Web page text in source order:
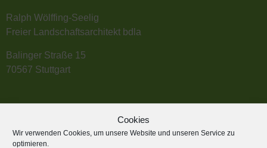
Cookies
Wir verwenden Cookies, um unsere Website und unseren Service zu
optimieren.
Ralph Wölffing-Seelig
Freier Landschaftsarchitekt bdla
Balinger Straße 15
70567 Stuttgart
Kontakt